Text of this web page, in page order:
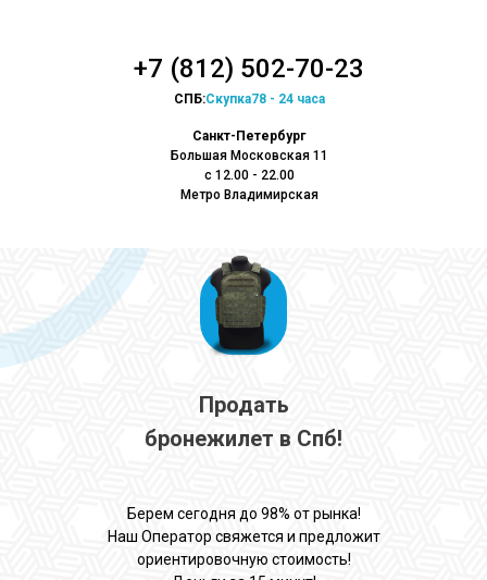
+7 (812) 502-70-23
СПБ:Скупка78 - 24 часа
Санкт-Петербург
Большая Московская 11
с 12.00 - 22.00
Метро Владимирская
Берем сегодня до 98% от рынка!
Наш Оператор свяжется и предложит
ориентировочную стоимость!
Продать
бронежилет в Спб!